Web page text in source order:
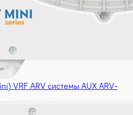
VRF ARV системы AUX ARV-